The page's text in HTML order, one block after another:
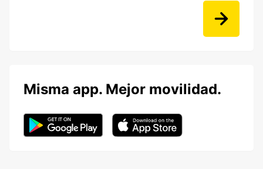
Misma app. Mejor movilidad.